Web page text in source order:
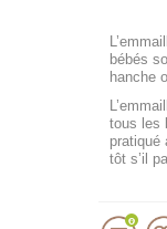
bébés
hanche
tous les
pratiqué
tôt s’il
0